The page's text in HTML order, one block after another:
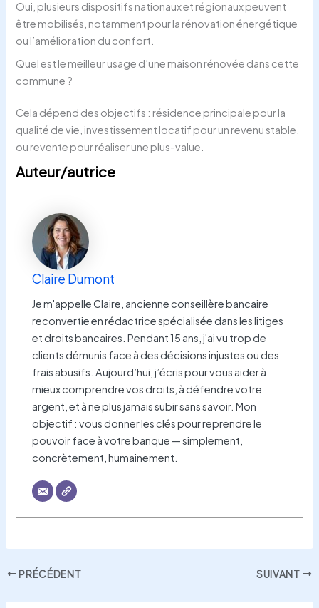
Oui, plusieurs dispositifs nationaux et régionaux peuvent
être mobilisés, notamment pour la rénovation énergétique
ou l’amélioration du confort.
Quel est le meilleur usage d’une maison rénovée dans cette
commune ?
Cela dépend des objectifs : résidence principale pour la
qualité de vie, investissement locatif pour un revenu stable,
ou revente pour réaliser une plus-value.
Auteur/autrice
Claire Dumont
Je m'appelle Claire, ancienne conseillère bancaire
reconvertie en rédactrice spécialisée dans les litiges
et droits bancaires. Pendant 15 ans, j'ai vu trop de
clients démunis face à des décisions injustes ou des
frais abusifs. Aujourd’hui, j’écris pour vous aider à
mieux comprendre vos droits, à défendre votre
argent, et à ne plus jamais subir sans savoir. Mon
objectif : vous donner les clés pour reprendre le
pouvoir face à votre banque — simplement,
concrètement, humainement.
PRÉCÉDENT SUIVANT